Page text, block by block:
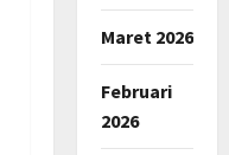
Maret 2026
Februari
2026